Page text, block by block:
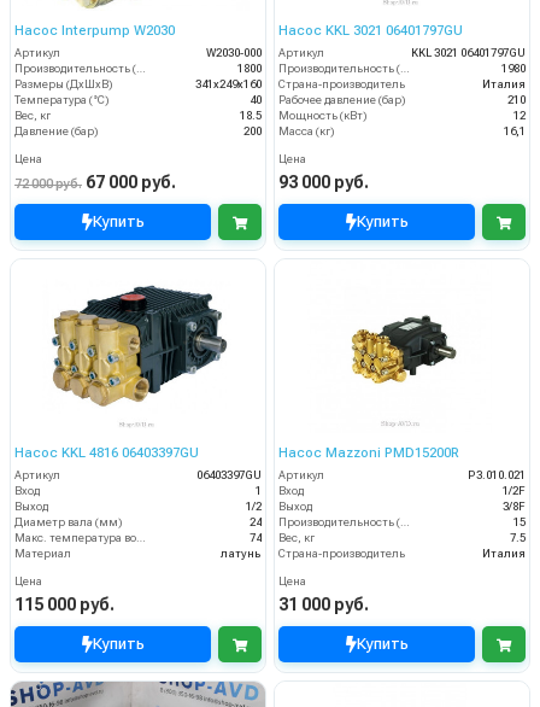
Насос Interpump W2030
Артикул
W2030-000
Производительность (л/ч)
1800
Размеры (ДхШхВ)
341x249x160
Температура (°C)
40
Вес, кг
18.5
Давление (бар)
200
Цена
72 000 руб. 67 000 руб.
Купить
Насос KKL 3021 06401797GU
Артикул
KKL 3021 06401797GU
Производительность (л/ч)
1980
Страна-производитель
Италия
Рабочее давление (бар)
210
Мощность (кВт)
12
Масса (кг)
16,1
Цена
93 000 руб.
Купить
Насос KKL 4816 06403397GU
Артикул
06403397GU
Вход
1
Выход
1/2
Диаметр вала (мм)
24
Макс. температура воды (°C)
74
Материал
латунь
Цена
115 000 руб.
Купить
Насос Mazzoni PMD15200R
Артикул
P3.010.021
Вход
1/2F
Выход
3/8F
Производительность (л/мин)
15
Вес, кг
7.5
Страна-производитель
Италия
Цена
31 000 руб.
Купить